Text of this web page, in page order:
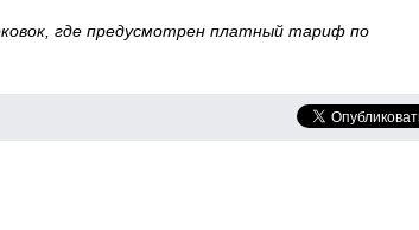
где предусмотрен платный тариф по